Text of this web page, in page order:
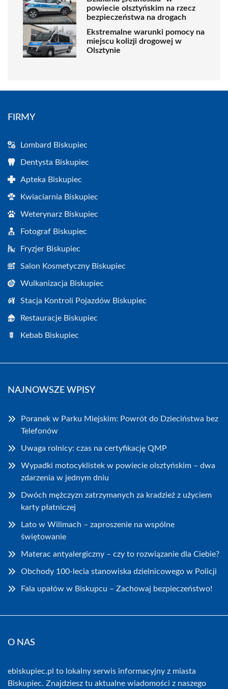
powiecie olsztyńskim na rzecz
bezpieczeństwa na drogach
Ekstremalne warunki pomocy na
miejscu kolizji drogowej w
Olsztynie
FIRMY
Lombard Biskupiec
Dentysta Biskupiec
Apteka Biskupiec
Kwiaciarnia Biskupiec
Weterynarz Biskupiec
Fotograf Biskupiec
Fryzjer Biskupiec
Salon Kosmetyczny Biskupiec
Wulkanizacja Biskupiec
Stacja Kontroli Pojazdów Biskupiec
Restauracje Biskupiec
Kebab Biskupiec
NAJNOWSZE WPISY
Poranek w Parku Miejskim: Powrót do Dzieciństwa bez
Telefonów
Uwaga rolnicy: czas na certyfikację QMP
Wypadki motocyklistek w powiecie olsztyńskim – dwa
zdarzenia w jednym dniu
Dwóch mężczyzn zatrzymanych za kradzież z użyciem
karty płatniczej
Lato w Wilimach – zaproszenie na wspólne
świętowanie
Materac antyalergiczny – czy to rozwiązanie dla Ciebie?
Obchody 100-lecia stanowiska dzielnicowego w Policji
Fala upałów w Biskupcu – Zachowaj bezpieczeństwo!
O NAS
ebiskupiec.pl to lokalny serwis informacyjny z miasta
Biskupiec. Znajdziesz tu aktualne wiadomości z naszego